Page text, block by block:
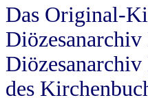
Das Original-
des